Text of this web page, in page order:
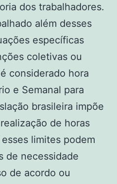
dos trabalhadores.
além desses
específicas
coletivas ou
considerado hora
e Semanal para
brasileira impõe
de horas
limites podem
de necessidade
de acordo ou